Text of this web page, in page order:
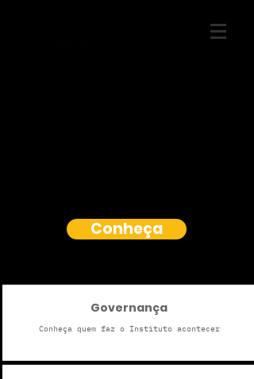
Conheça
Governança
Conheça quem faz o Instituto acontecer